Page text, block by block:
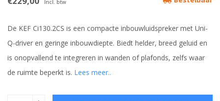
Incl. btw
De KEF Ci130.2CS is een compacte inbouwluidspreker met Uni-
Q-driver en geringe inbouwdiepte. Biedt helder, breed geluid en
is onopvallend te integreren in wanden of plafonds, zelfs waar
de ruimte beperkt is. Lees meer..